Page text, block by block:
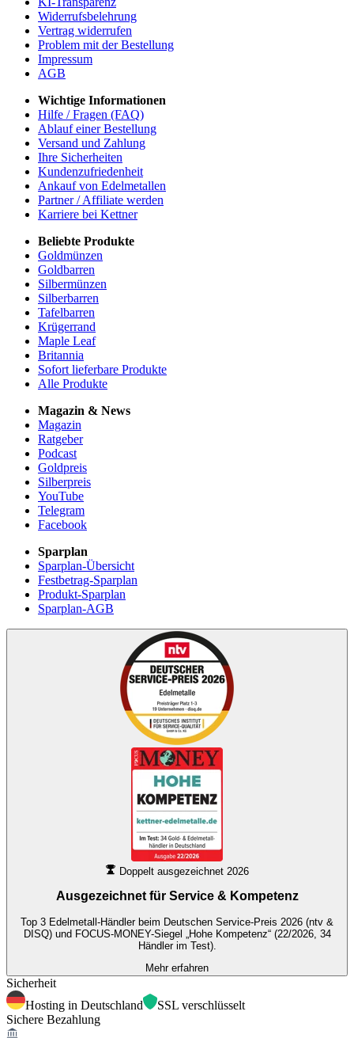
Widerrufsbelehrung
Vertrag widerrufen
Problem mit der Bestellung
Impressum
AGB
Wichtige Informationen
Hilfe / Fragen (FAQ)
Ablauf einer Bestellung
Versand und Zahlung
Ihre Sicherheiten
Kundenzufriedenheit
Ankauf von Edelmetallen
Partner / Affiliate werden
Karriere bei Kettner
Beliebte Produkte
Goldmünzen
Goldbarren
Silbermünzen
Silberbarren
Tafelbarren
Krügerrand
Maple Leaf
Britannia
Sofort lieferbare Produkte
Alle Produkte
Magazin & News
Magazin
Ratgeber
Podcast
Goldpreis
Silberpreis
YouTube
Telegram
Facebook
Sparplan
Sparplan-Übersicht
Festbetrag-Sparplan
Produkt-Sparplan
Sparplan-AGB
Doppelt ausgezeichnet 2026
Ausgezeichnet für Service & Kompetenz
Top 3 Edelmetall-Händler beim Deutschen Service-Preis 2026 (ntv &
DISQ) und FOCUS-MONEY-Siegel „Hohe Kompetenz“ (22/2026, 34
Händler im Test).
Mehr erfahren
Sicherheit
Hosting in Deutschland
SSL verschlüsselt
Sichere Bezahlung